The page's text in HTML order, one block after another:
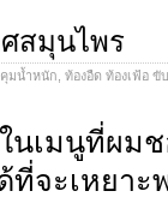
สมุนไพร
มน้ำหนัก ท้องอืด ท้องเฟ้อ ขั
ในเมนูที่ผ
จะเหยาะ